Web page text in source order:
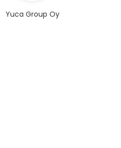
Yuca Group Oy